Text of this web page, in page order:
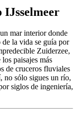
mar interior donde
la vida se guía por
Zuiderzee,
paisajes más
de cruceros fluviales
no sólo sigues un río,
siglos de ingeniería,